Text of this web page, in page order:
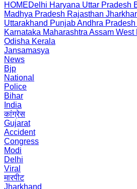
HOMEDelhi Haryana Uttar Pradesh
Madhya Pradesh Rajasthan
Uttarakhand PunjabAndhra Pradesh
Karnataka Maharashtra Assam West
Odisha Kerala
Jansamasya
News
Bjp
National
Police
Bihar
India
कांग्रेस
Gujarat
Accident
Congress
Modi
Delhi
Viral
मारपीट
Jharkhand